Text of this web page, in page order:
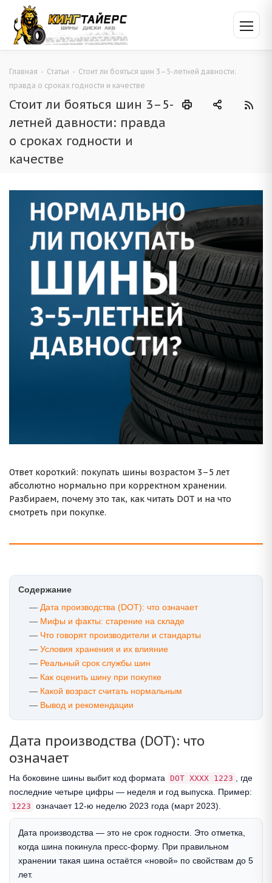
Главная - Статьи - Стоит ли бояться шин 3–5-летней давности:
правда о сроках годности и качестве
Стоит ли бояться шин 3–5-
летней давности: правда
о сроках годности и
качестве
Ответ короткий: покупать шины возрастом 3–5 лет
абсолютно нормально при корректном хранении.
Разбираем, почему это так, как читать DOT и на что
смотреть при покупке.
Содержание
Дата производства (DOT): что означает
Мифы и факты: старение на складе
Что говорят производители и стандарты
Условия хранения и их влияние
Реальный срок службы шин
Как оценить шину при покупке
Какой возраст считать нормальным
Вывод и рекомендации
Дата производства (DOT): что
означает
На боковине шины выбит код формата DOT XXXX 1223
, где
последние четыре цифры — неделя и год выпуска. Пример:
1223 означает 12-ю неделю 2023 года (март 2023).
Дата производства — это не срок годности. Это отметка,
когда шина покинула пресс-форму. При правильном
хранении такая шина остаётся «новой» по свойствам до 5
лет.